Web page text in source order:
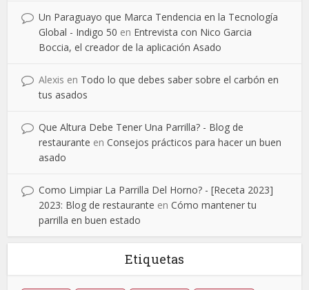
Un Paraguayo que Marca Tendencia en la Tecnología
Global - Indigo 50 en Entrevista con Nico Garcia
Boccia, el creador de la aplicación Asado
Alexis en Todo lo que debes saber sobre el carbón en
tus asados
Que Altura Debe Tener Una Parrilla? - Blog de
restaurante enConsejos prácticos para hacer un buen
asado
Como Limpiar La Parrilla Del Horno? - [Receta 2023]
2023: Blog de restaurante enCómo mantener tu
parrilla en buen estado
Etiquetas